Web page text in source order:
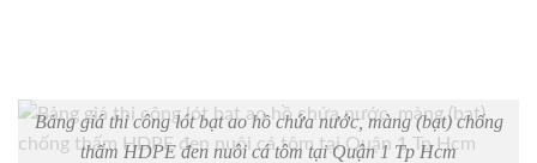
Bảng giá thi công lót bạt ao hồ chứa nước, màng (bạt) chống
thấm HDPE đen nuôi cá tôm tại Quận 1 Tp Hcm